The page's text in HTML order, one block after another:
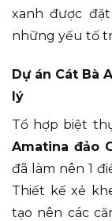
xanh được
những yếu tố
Dự án Cát Bà
lý
Tổ hợp biệt
Amatina đảo
đã làm nên 1
Thiết kế xẻ
tạo nên các